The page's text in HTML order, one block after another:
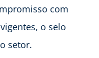
com
o selo
setor.